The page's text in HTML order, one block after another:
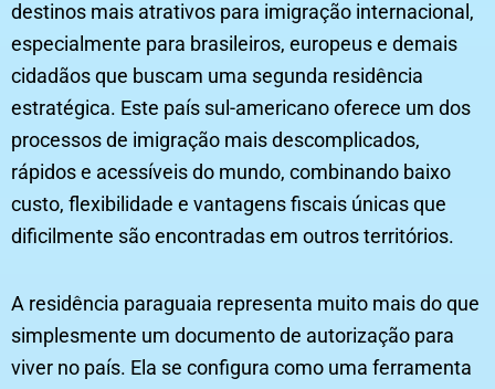
destinos mais atrativos para imigração internacional,
especialmente para brasileiros, europeus e demais
cidadãos que buscam uma segunda residência
estratégica. Este país sul-americano oferece um dos
processos de imigração mais descomplicados,
rápidos e acessíveis do mundo, combinando baixo
custo, flexibilidade e vantagens fiscais únicas que
dificilmente são encontradas em outros territórios.
A residência paraguaia representa muito mais do que
simplesmente um documento de autorização para
viver no país. Ela se configura como uma ferramenta